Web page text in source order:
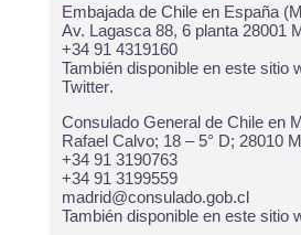
Embajada de Chile en España
Av. Lagasca 88, 6 planta 28001
+34 91 4319160
También disponibleen este sitio
Twitter.
Consulado General de Chile en
Rafael Calvo; 18 – 5° D; 28010
+34 91 3190763
+34 91 3199559
madrid@consulado.gob.cl
También disponibleen este sitio